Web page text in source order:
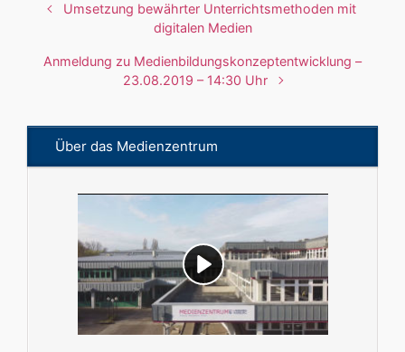
Umsetzung bewährter Unterrichtsmethoden mit
digitalen Medien
Anmeldung zu Medienbildungskonzeptentwicklung –
23.08.2019 – 14:30 Uhr
Über das Medienzentrum